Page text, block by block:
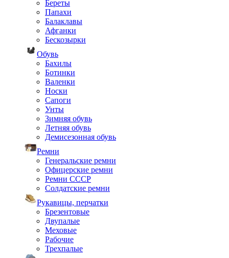
Береты
Папахи
Балаклавы
Афганки
Бескозырки
Обувь
Бахилы
Ботинки
Валенки
Носки
Сапоги
Унты
Зимняя обувь
Летняя обувь
Демисезонная обувь
Ремни
Генеральские ремни
Офицерские ремни
Ремни СССР
Солдатские ремни
Рукавицы, перчатки
Брезентовые
Двупалые
Меховые
Рабочие
Трехпалые